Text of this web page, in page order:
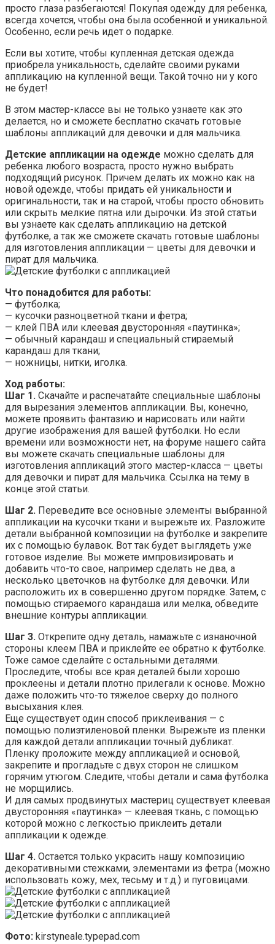
просто глаза разбегаются! Покупая одежду для ребенка,
всегда хочется, чтобы она была особенной и уникальной.
Особенно, если речь идет о подарке.
Если вы хотите, чтобы купленная детская одежда
приобрела уникальность, сделайте своими руками
аппликацию на купленной вещи. Такой точно ни у кого
не будет!
В этом мастер-классе вы не только узнаете как это
делается, но и сможете бесплатно скачать готовые
шаблоны аппликаций для девочки и для мальчика.
Детские аппликации на одежде можно сделать для
ребенка любого возраста, просто нужно выбрать
подходящий рисунок. Причем делать их можно как на
новой одежде, чтобы придать ей уникальности и
оригинальности, так и на старой, чтобы просто обновить
или скрыть мелкие пятна или дырочки. Из этой статьи
вы узнаете как сделать аппликацию на детской
футболке, а так же сможете скачать готовые шаблоны
для изготовления аппликации — цветы для девочки и
пират для мальчика.
Что понадобится для работы:
— футболка;
— кусочки разноцветной ткани и фетра;
— клей ПВА или клеевая двусторонняя «паутинка»;
— обычный карандаш и специальный стираемый
карандаш для ткани;
— ножницы, нитки, иголка.
Ход работы:
Шаг 1. Скачайте и распечатайте специальные шаблоны
для вырезания элементов аппликации. Вы, конечно,
можете проявить фантазию и нарисовать или найти
другие изображения для вашей футболки. Но если
времени или возможности нет, на форуме нашего сайта
вы можете скачать специальные шаблоны для
изготовления аппликаций этого мастер-класса — цветы
для девочки и пират для мальчика. Ссылка на тему в
конце этой статьи.
Шаг 2. Переведите все основные элементы выбранной
аппликации на кусочки ткани и вырежьте их. Разложите
детали выбранной композиции на футболке и закрепите
их с помощью булавок. Вот так будет выглядеть уже
готовое изделие. Вы можете импровизировать и
добавить что-то свое, например сделать не два, а
несколько цветочков на футболке для девочки. Или
расположить их в совершенно другом порядке. Затем, с
помощью стираемого карандаша или мелка, обведите
внешние контуры аппликации.
Шаг 3. Открепите одну деталь, намажьте с изнаночной
стороны клеем ПВА и приклейте ее обратно к футболке.
Тоже самое сделайте с остальными деталями.
Проследите, чтобы все края деталей были хорошо
проклеены и детали плотно прилегали к основе. Можно
даже положить что-то тяжелое сверху до полного
высыхания клея.
Еще существует один способ приклеивания — с
помощью полиэтиленовой пленки. Вырежьте из пленки
для каждой детали аппликации точный дубликат.
Пленку проложите между аппликацией и основой,
закрепите и прогладьте с двух сторон не слишком
горячим утюгом. Следите, чтобы детали и сама футболка
не морщились.
И для самых продвинутых мастериц существует клеевая
двусторонняя «паутинка» — клеевая ткань, с помощью
которой можно с легкостью приклеить детали
аппликации к одежде.
Шаг 4. Остается только украсить нашу композицию
декоративными стежками, элементами из фетра (можно
использовать кожу, мех, тесьму и т.д.) и пуговицами.
Фото: kirstyneale.typepad.com